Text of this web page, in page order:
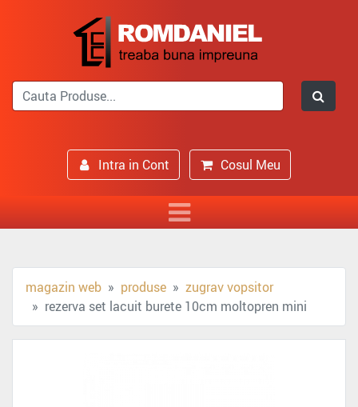
Intra in Cont Cosul Meu
magazin web produse
zugrav vopsitor
rezerva set lacuit burete 10cm moltopren mini